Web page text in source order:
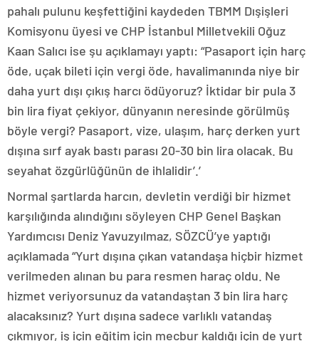
pahalı pulunu keşfettiğini kaydeden TBMM Dışişleri
Komisyonu üyesi ve CHP İstanbul Milletvekili Oğuz
Kaan Salıcı ise şu açıklamayı yaptı: “Pasaport için harç
öde, uçak bileti için vergi öde, havalimanında niye bir
daha yurt dışı çıkış harcı ödüyoruz? İktidar bir pula 3
bin lira fiyat çekiyor, dünyanın neresinde görülmüş
böyle vergi? Pasaport, vize, ulaşım, harç derken yurt
dışına sırf ayak bastı parası 20-30 bin lira olacak. Bu
seyahat özgürlüğünün de ihlalidir’.’
Normal şartlarda harcın, devletin verdiği bir hizmet
karşılığında alındığını söyleyen CHP Genel Başkan
Yardımcısı Deniz Yavuzyılmaz, SÖZCÜ’ye yaptığı
açıklamada “Yurt dışına çıkan vatandaşa hiçbir hizmet
verilmeden alınan bu para resmen haraç oldu. Ne
hizmet veriyorsunuz da vatandaştan 3 bin lira harç
alacaksınız? Yurt dışına sadece varlıklı vatandaş
çıkmıyor, iş için eğitim için mecbur kaldığı için de yurt